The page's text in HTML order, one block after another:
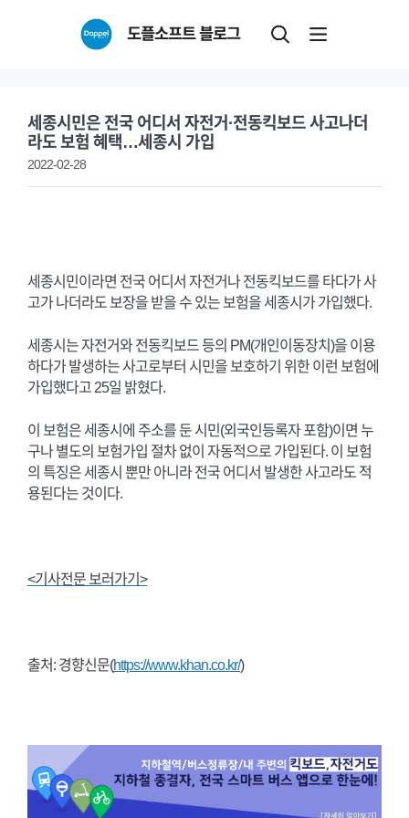
도플소프트 블로그
세종시민은 전국 어디서 자전거·전동킥보드 사고나더
라도 보험 혜택…세종시 가입
2022-02-28
세종시민이라면 전국 어디서 자전거나 전동킥보드를 타다가 사
고가 나더라도 보장을 받을 수 있는 보험을 세종시가 가입했다.
세종시는 자전거와 전동킥보드 등의 PM(개인이동장치)을 이용
하다가 발생하는 사고로부터 시민을 보호하기 위한 이런 보험에
가입했다고 25일 밝혔다.
이 보험은 세종시에 주소를 둔 시민(외국인등록자 포함)이면 누
구나 별도의 보험가입 절차 없이 자동적으로 가입된다. 이 보험
의 특징은 세종시 뿐만 아니라 전국 어디서 발생한 사고라도 적
용된다는 것이다.
<기사전문 보러가기>
출처: 경향신문(https://www.khan.co.kr/)